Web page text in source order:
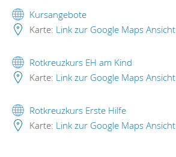
Kursangebote
Karte: Link zur Google Maps Ansicht
Rotkreuzkurs EH am Kind
Karte: Link zur Google Maps Ansicht
Rotkreuzkurs Erste Hilfe
Karte: Link zur Google Maps Ansicht